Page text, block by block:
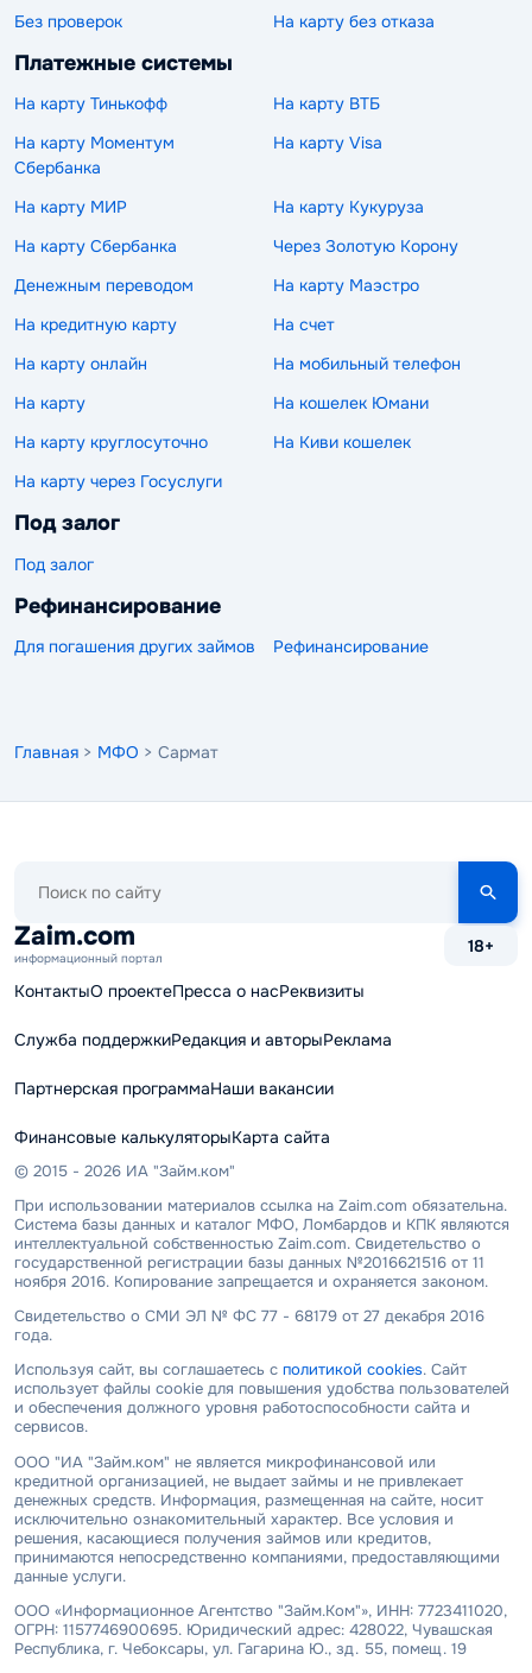
Без проверок
На карту без отказа
Платежные системы
На карту Тинькофф
На карту ВТБ
На карту Моментум
Сбербанка
На карту Visa
На карту МИР
На карту Кукуруза
На карту Сбербанка
Через Золотую Корону
Денежным переводом
На карту Маэстро
На кредитную карту
На счет
На карту онлайн
На мобильный телефон
На карту
На кошелек Юмани
На карту круглосуточно
На Киви кошелек
На карту через Госуслуги
Под залог
Под залог
Рефинансирование
Для погашения других займов Рефинансирование
Главная > МФО > Сармат
сайту
Zaim.com
информационный портал
18+
КонтактыО проектеПресса о насРеквизиты
Служба поддержкиРедакция и авторыРеклама
Партнерская программаНаши вакансии
Финансовые калькуляторыКарта сайта
© 2015 - 2026 ИА "Займ.ком"
При использовании материалов ссылка на Zaim.com обязательна.
Система базы данных и каталог МФО, Ломбардов и КПК являются
интеллектуальной собственностью Zaim.com. Свидетельство о
государственной регистрации базы данных №2016621516 от 11
ноября 2016. Копирование запрещается и охраняется законом.
Свидетельство о СМИ ЭЛ № ФС 77 - 68179 от 27 декабря 2016
года.
Используя сайт, вы соглашаетесь с политикой cookies. Сайт
использует файлы cookie для повышения удобства пользователей
и обеспечения должного уровня работоспособности сайта и
сервисов.
ООО "ИА "Займ.ком" не является микрофинансовой или
кредитной организацией, не выдает займы и не привлекает
денежных средств. Информация, размещенная на сайте, носит
исключительно ознакомительный характер. Все условия и
решения, касающиеся получения займов или кредитов,
принимаются непосредственно компаниями, предоставляющими
данные услуги.
ООО «Информационное Агентство "Займ.Ком"», ИНН: 7723411020,
ОГРН: 1157746900695. Юридический адрес: 428022, Чувашская
Республика, г. Чебоксары, ул. Гагарина Ю., зд. 55, помещ. 19